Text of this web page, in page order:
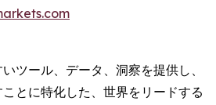
ツール、データ、洞察を提供し、
とに特化した、世界をリードする